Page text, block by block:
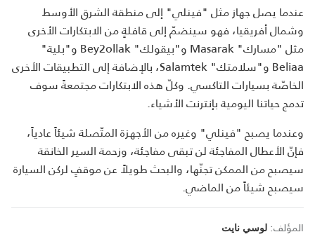
عندما يصل جهاز مثل "فينلي" إلى منطقة الشرق الأوسط
وشمال أفريقيا، فهو سينضمّ إلى قافلةٍ من الابتكارات الأخرى
مثل "مسارك" Masarak و"بيقولك" Bey2ollak و"بلية"
Beliaa و"سلامتك" Salamtek، بالإضافة إلى التطبيقات الأخرى
الخاصّة بسيارات التاكسي. وكلّ هذه الابتكارات مجتمعةً سوف
تدمج حياتنا اليومية بإنترنت الأشياء.
وعندما يصبح "فينلي" وغيره من الأجهزة المتّصلة شيئاً عادياً،
فإنّ الأعطال المفاجئة لن تبقى مفاجئة، وزحمة السير الخانقة
سيصبح من الممكن تجنّها، والبحث طويلاً عن موقفٍ لركن السيارة
سيصبح شيئاً من الماضي.
المؤلف: لوسي نايت